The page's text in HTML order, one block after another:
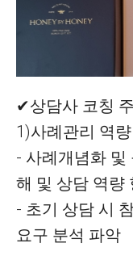
✔상담사 코칭
1)사례관리 역
- 사례개념화 및
해 및 상담 역량
- 초기 상담 시
요구 분석 파악